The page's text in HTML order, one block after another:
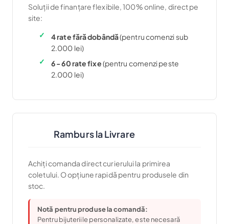
Soluții de finanțare flexibile, 100% online, direct pe
site:
4 rate fără dobândă(pentru comenzi sub
2.000 lei)
6 - 60 rate fixe(pentru comenzi peste
2.000 lei)
Ramburs la Livrare
Achiți comanda direct curierului la primirea
coletului. O opțiune rapidă pentru produsele din
stoc.
Notă pentru produse la comandă:
Pentru bijuteriile personalizate, este necesară